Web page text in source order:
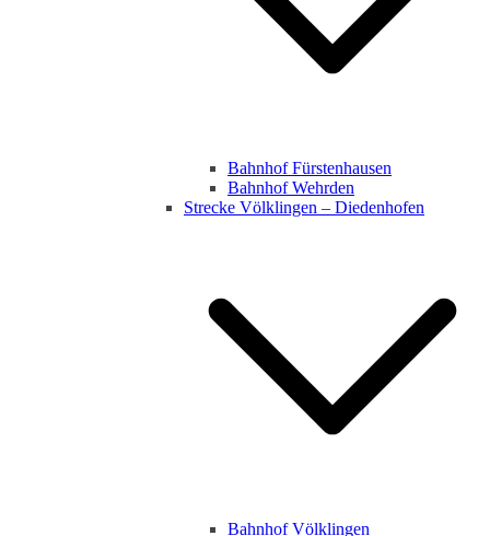
Bahnhof Fürstenhausen
Bahnhof Wehrden
Strecke Völklingen – Diedenhofen
Bahnhof Völklingen